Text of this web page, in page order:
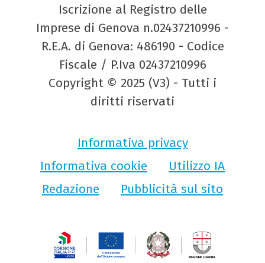
Iscrizione al Registro delle
Imprese di Genova n.02437210996 -
R.E.A. di Genova: 486190 - Codice
Fiscale / P.Iva 02437210996
Copyright © 2025 (V3) - Tutti i
diritti riservati
Informativa privacy
Informativa cookie
Utilizzo IA
Redazione
Pubblicità sul sito